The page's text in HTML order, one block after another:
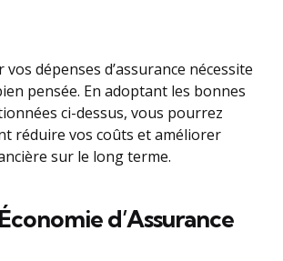
dépenses d’assurance nécessite
pensée. En adoptant les bonnes
ci-dessus, vous pourrez
réduire vos coûts et améliorer
sur le long terme.
d’Assurance